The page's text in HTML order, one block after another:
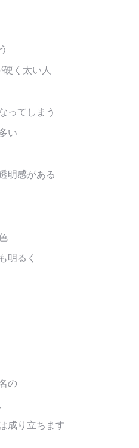
く太い人
ってしまう
い
明感がある
明るく
の
成り立ちます